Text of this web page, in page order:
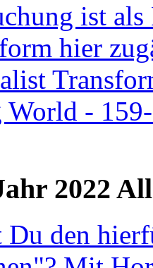
ist
hier
-
2022
Du den